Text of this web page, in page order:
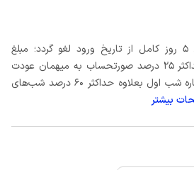
در صورتی که رزرو، حداقل 5 روز کامل از تاریخ ورود لغو گردد؛ مبلغ
صورتحساب پس از کسر حداکثر 25 درصد صورتحساب به میهمان عودت
می‌شود. در غیر اینصورت اجاره شب اول بعلاوه حداکثر 60 درصد شب‌های
بیشتر